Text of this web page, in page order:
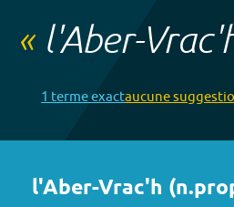
« l'Aber-
1 termeexactaucune
l'Aber-Vrac'h (